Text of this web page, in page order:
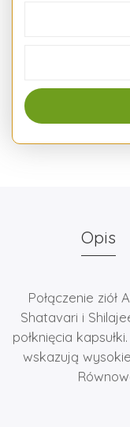
Opis
Połączenie ziół
Shatavari i
połknięcia
wskazują